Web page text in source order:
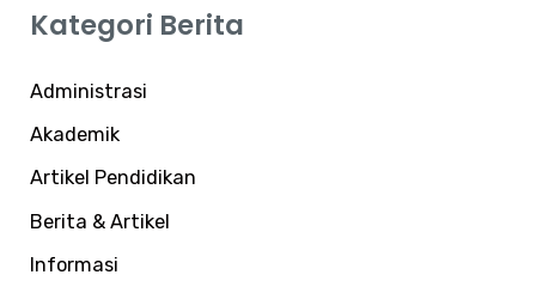
u
u
k
:
Kategori Berita
Administrasi
Akademik
Artikel Pendidikan
Berita & Artikel
Informasi